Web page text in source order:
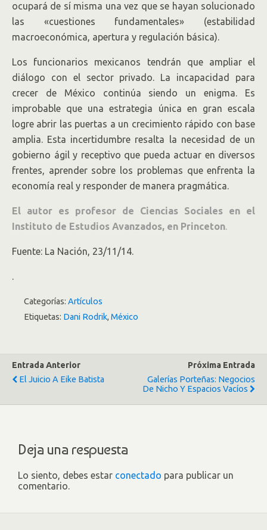
ocupará de sí misma una vez que se hayan solucionado
las «cuestiones fundamentales» (estabilidad
macroeconómica, apertura y regulación básica).
Los funcionarios mexicanos tendrán que ampliar el
diálogo con el sector privado. La incapacidad para
crecer de México continúa siendo un enigma. Es
improbable que una estrategia única en gran escala
logre abrir las puertas a un crecimiento rápido con base
amplia. Esta incertidumbre resalta la necesidad de un
gobierno ágil y receptivo que pueda actuar en diversos
frentes, aprender sobre los problemas que enfrenta la
economía real y responder de manera pragmática.
El autor es profesor de Ciencias Sociales en el
Instituto de Estudios Avanzados, en Princeton.
Fuente: La Nación, 23/11/14.
.
Categorías: Artículos
Etiquetas: Dani Rodrik, México
Entrada Anterior
El Juicio A Eike Batista
Próxima Entrada
Galerías Porteñas: Negocios
De Nicho Y Espacios Vacíos
Deja una respuesta
Lo siento, debes estar conectado para publicar un
comentario.